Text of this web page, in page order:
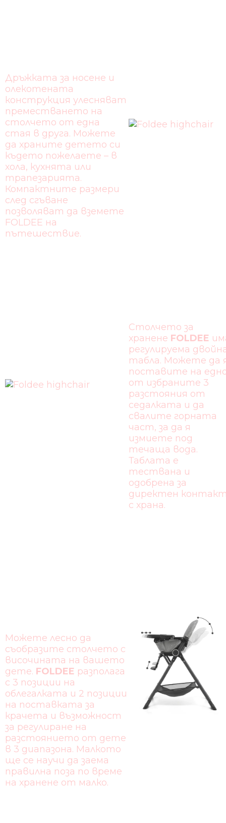
Дръжката за носене и
олекотената
конструкция улесняват
преместването на
столчето от една
стая в друга. Можете
да храните детето си
където пожелаете – в
хола, кухнята или
трапезарията.
Компактните размери
след сгъване
позволяват да вземете
FOLDEE на
пътешествие.
Столчето за
хранене FOLDEE
регулируема
табла. Можете да
поставите на
от избраните 3
разстояния от
седалката и да
свалите горната
част, за да я
измиете под
течаща вода.
Таблата е
тествана и
одобрена за
директен
с храна.
Можете лесно да
съобразите столчето с
височината на вашето
дете. FOLDEE разполага
с 3 позиции на
облегалката и 2 позиции
на поставката за
крачета и възможност
за регулиране на
разстоянието от дете
в 3 диапазона. Малкото
ще се научи да заема
правилна поза по време
на хранене от малко.